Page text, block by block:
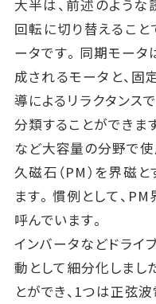
大半は、前述のよう
回転に切り替えるこ
ータです。同期モー
成されるモータと、
導によるリラクタンス
分類することができ
など大容量の分野で
久磁石（PM）を界磁
ます。慣例として、
呼んでいます。
インバータなどドライ
動として細分化しまし
とができ、1つは正弦